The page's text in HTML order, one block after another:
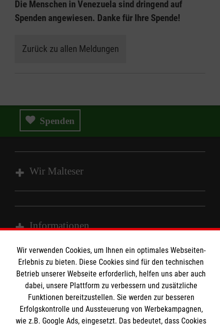
Die Menschen in Venezuela sind dringend auf
Spenden angewiesen. Danke für Ihre Spende!
Zurück zu allen Meldungen
Spenden
Wir Malteser
Wir Malteser
Spenden & Helfen
Kursangebote
Mitarbeiten & Aktiv werden
Informationen
Kontakt
Presse und Medien
Impressum
Datenschutz
Malteser online
Malteserorden
Wir verwenden Cookies, um Ihnen ein optimales Webseiten-
Erlebnis zu bieten. Diese Cookies sind für den technischen
Betrieb unserer Webseite erforderlich, helfen uns aber auch
dabei, unsere Plattform zu verbessern und zusätzliche
Funktionen bereitzustellen. Sie werden zur besseren
Erfolgskontrolle und Aussteuerung von Werbekampagnen,
wie z.B. Google Ads, eingesetzt. Das bedeutet, dass Cookies